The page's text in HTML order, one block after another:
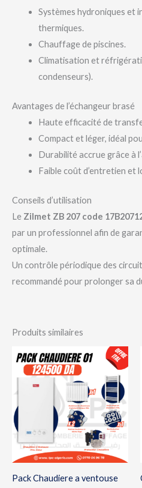
Systèmes hydroniques et
thermiques.
Chauffage de piscines.
Climatisation et
condenseurs).
Avantages de l’échangeur brasé
Haute efficacité de
Compact et léger, idéal
Durabilité accrue grâce à
Faible coût d’entretien et
Conseils d’utilisation
Le Zilmet ZB 207 code
par un professionnel afin de
optimale.
Un contrôle périodique des
recommandé pour prolonger sa
Produits similaires
Pack Chaudiere a ventouse